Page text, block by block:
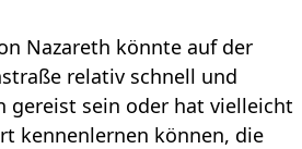
Nazareth könnte auf der
relativ schnell und
gereist sein oder hat vielleicht
kennenlernen können, die